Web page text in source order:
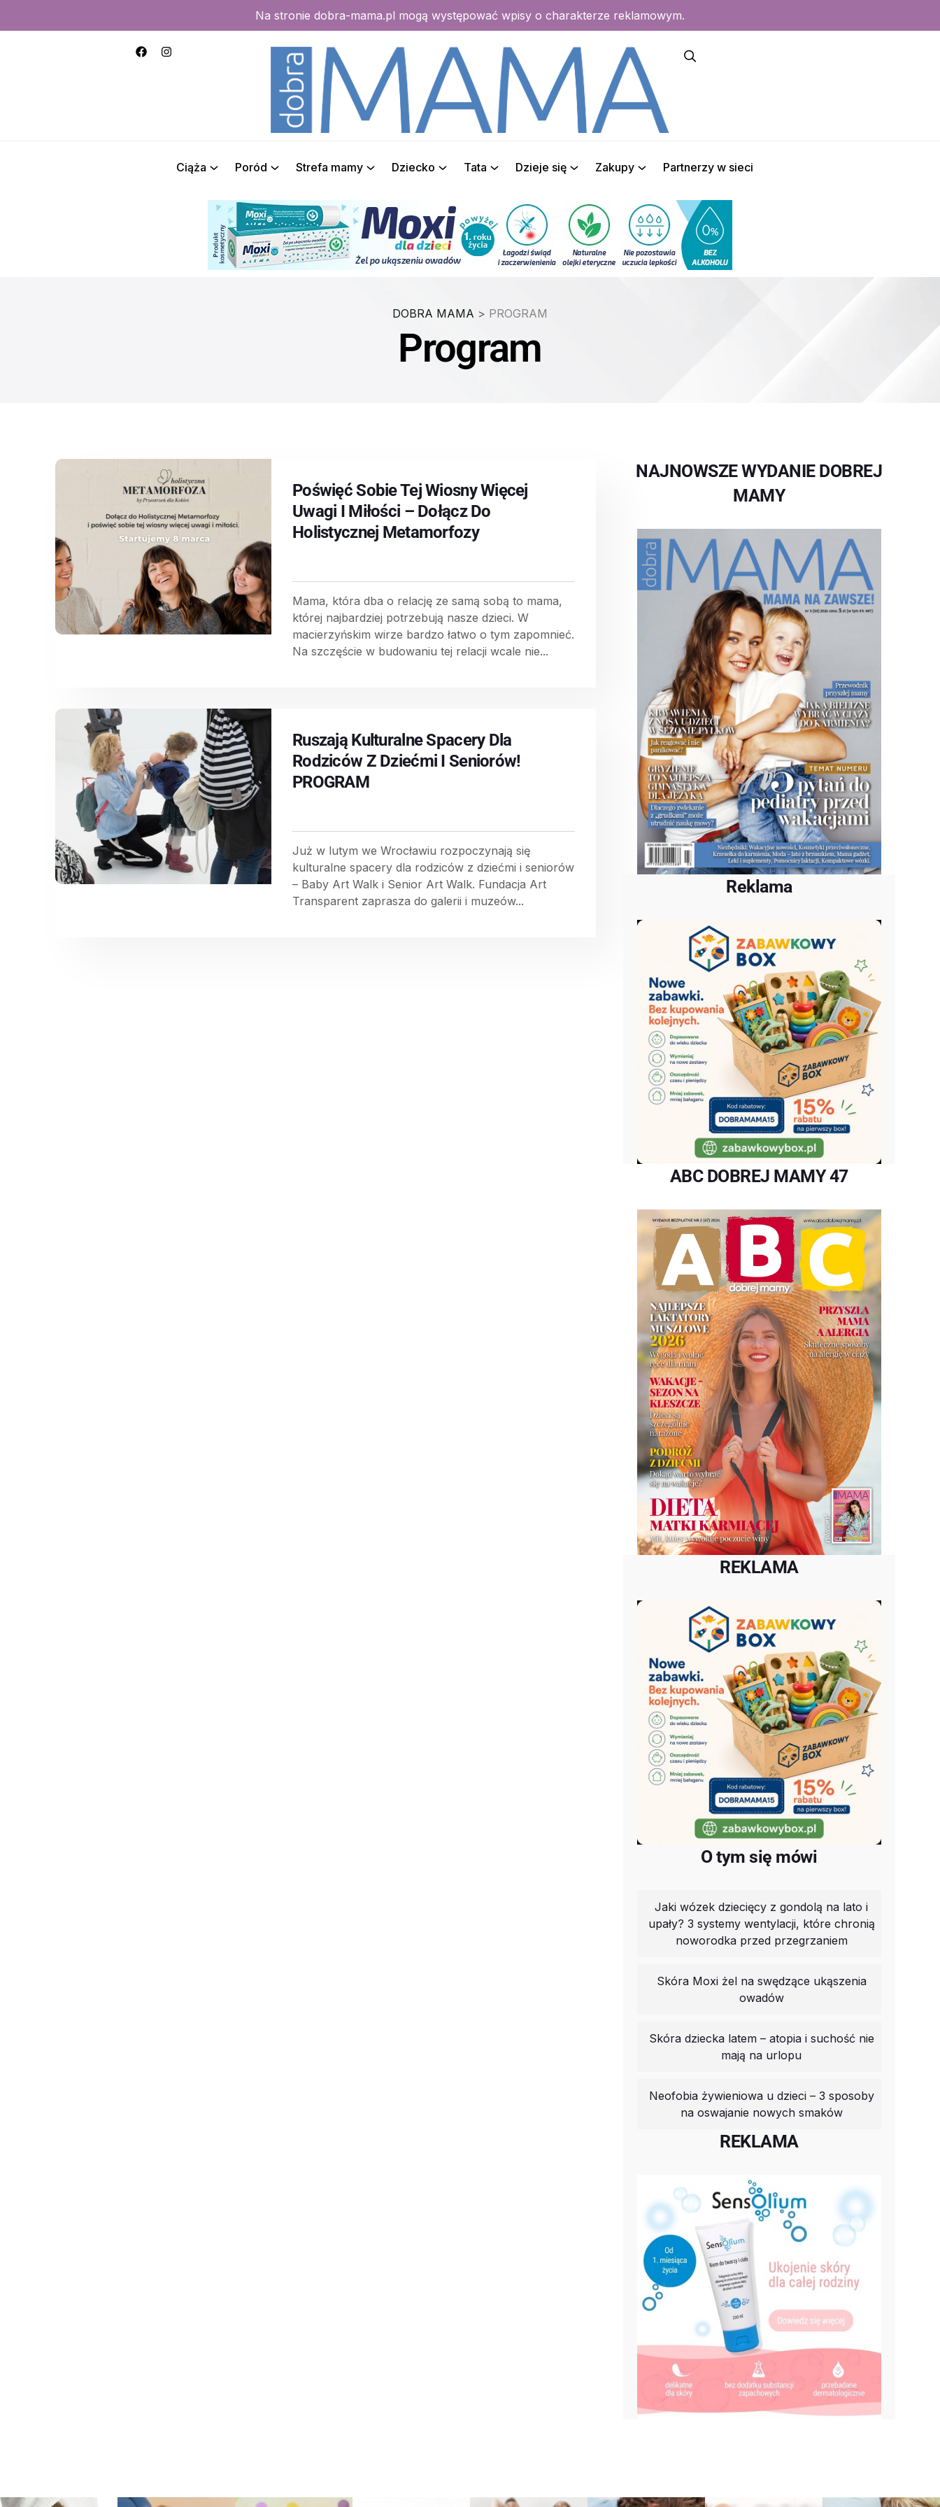
Na stronie dobra-mama.pl mogą występować wpisy o charakterze reklamowym.
Ciąża Poród Strefa mamy Dziecko Tata Dzieje się Zakupy Partnerzy w sieci
DOBRA MAMA > PROGRAM
Program
Poświęć Sobie Tej Wiosny Więcej
Uwagi I Miłości – Dołącz Do
Holistycznej Metamorfozy
Mama, która dba o relację ze samą sobą to mama,
której najbardziej potrzebują nasze dzieci. W
macierzyńskim wirze bardzo łatwo o tym zapomnieć.
Na szczęście w budowaniu tej relacji wcale nie...
Ruszają Kulturalne Spacery Dla
Rodziców Z Dziećmi I Seniorów!
PROGRAM
Już w lutym we Wrocławiu rozpoczynają się
kulturalne spacery dla rodziców z dziećmi i seniorów
– Baby Art Walk i Senior Art Walk. Fundacja Art
Transparent zaprasza do galerii i muzeów...
NAJNOWSZE WYDANIE DOBREJ
MAMY
Reklama
ABC DOBREJ MAMY 47
REKLAMA
O tym się mówi
Jaki wózek dziecięcy z gondolą na lato i
upały? 3 systemy wentylacji, które chronią
noworodka przed przegrzaniem
Skóra Moxi żel na swędzące ukąszenia
owadów
Skóra dziecka latem – atopia i suchość nie
mają na urlopu
Neofobia żywieniowa u dzieci – 3 sposoby
na oswajanie nowych smaków
REKLAMA